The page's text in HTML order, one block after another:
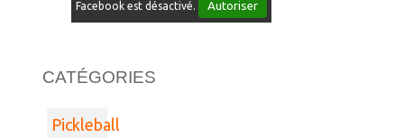
Facebook est désactivé. Autoriser
CATÉGORIES
Pickleball